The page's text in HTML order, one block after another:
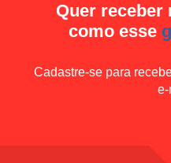
Quer receber
como esse
Cadastre-se para
e-